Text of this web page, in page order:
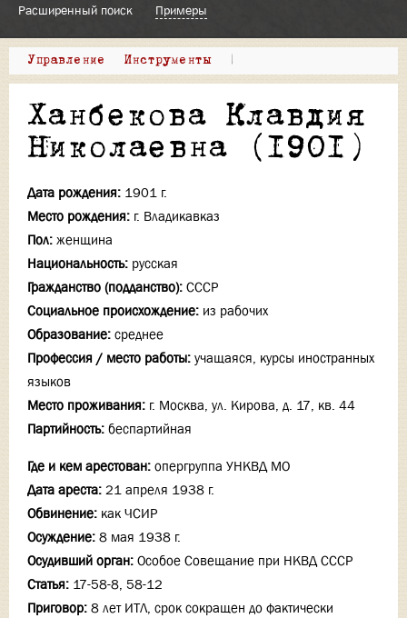
Расширенный поиск Примеры
Управление Инструменты |
Ханбекова Клавдия
Николаевна (1901)
Дата рождения: 1901 г.
Место рождения: г. Владикавказ
Пол: женщина
Национальность: русская
Гражданство (подданство): СССР
Социальное происхождение: из рабочих
Образование: среднее
Профессия / место работы: учащаяся, курсы иностранных
языков
Место проживания: г. Москва, ул. Кирова, д. 17, кв. 44
Партийность: беспартийная
Где и кем арестован: опергруппа УНКВД МО
Дата ареста: 21 апреля 1938 г.
Обвинение: как ЧСИР
Осуждение: 8 мая 1938 г.
Осудивший орган: Особое Совещание при НКВД СССР
Статья: 17-58-8, 58-12
Приговор: 8 лет ИТЛ, срок сокращен до фактически